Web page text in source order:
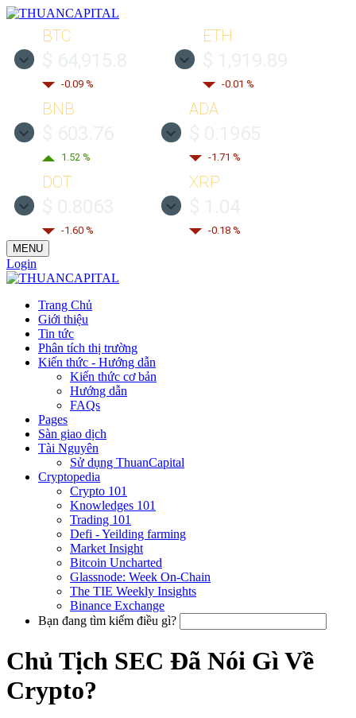
BTC
-0.09 %
ETH
-0.01 %
BNB
1.52 %
ADA
-1.71 %
DOT
-1.60 %
XRP
-0.18 %
MENU
Login
Trang Chủ
Giới thiệu
Tin tức
Phân tích thị trường
Kiến thức - Hướng dẫn
Kiến thức cơ bản
Hướng dẫn
FAQs
Pages
Sàn giao dịch
Tài Nguyên
Sử dụng ThuanCapital
Cryptopedia
Crypto 101
Knowledges 101
Trading 101
Defi - Yeilding farming
Market Insight
Bitcoin Uncharted
Glassnode: Week On-Chain
The TIE Weekly Insights
Binance Exchange
Bạn đang tìm kiếm điều gì?
Chủ Tịch SEC Đã Nói Gì Về
Crypto?